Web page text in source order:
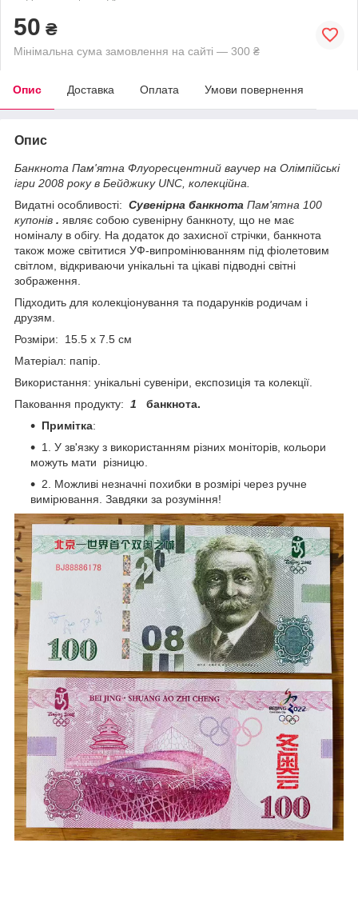
50 ₴
Мінімальна сума замовлення на сайті — 300 ₴
Опис Доставка Оплата Умови повернення
Опис
Банкнота Пам'ятна Флуоресцентний ваучер на Олімпійські
ігри 2008 року в Бейджику UNC, колекційна.
Видатні особливості: Сувенірна банкнота Пам'ятна 100
купонів . являє собою сувенірну банкноту, що не має
номіналу в обігу. На додаток до захисної стрічки, банкнота
також може світитися УФ-випромінюванням під фіолетовим
світлом, відкриваючи унікальні та цікаві підводні світні
зображення.
Підходить для колекціонування та подарунків родичам і
друзям.
Розміри: 15.5 х 7.5 см
Матеріал: папір.
Використання: унікальні сувеніри, експозиція та колекції.
Паковання продукту: 1
банкнота.
Примітка:
1. У зв'язку з використанням різних моніторів, кольори
можуть мати різницю.
2. Можливі незначні похибки в розмірі через ручне
вимірювання. Завдяки за розуміння!